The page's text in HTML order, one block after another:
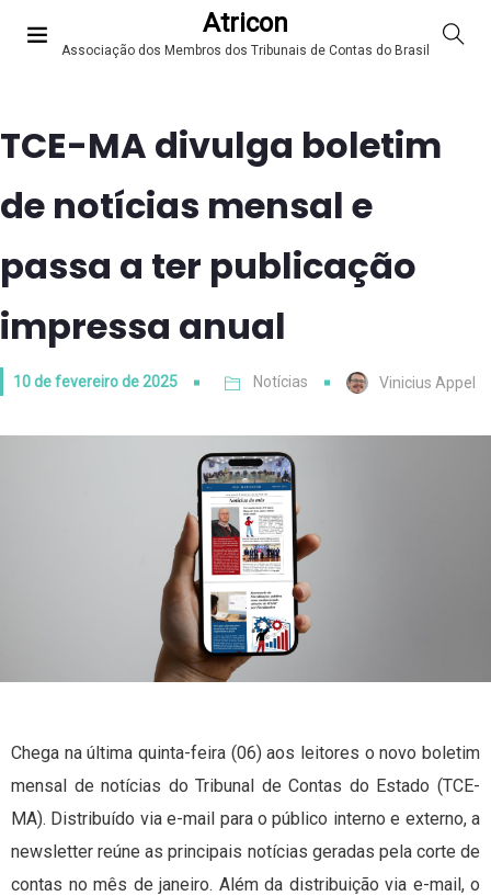
Atricon
Associação dos Membros dos Tribunais de Contas do Brasil
TCE-MA divulga boletim
de notícias mensal e
passa a ter publicação
impressa anual
10 de fevereiro de 2025 Notícias Vinicius Appel
Chega na última quinta-feira (06) aos leitores o novo boletim
mensal de notícias do Tribunal de Contas do Estado (TCE-
MA). Distribuído via e-mail para o público interno e externo, a
newsletter reúne as principais notícias geradas pela corte de
contas no mês de janeiro. Além da distribuição via e-mail, o